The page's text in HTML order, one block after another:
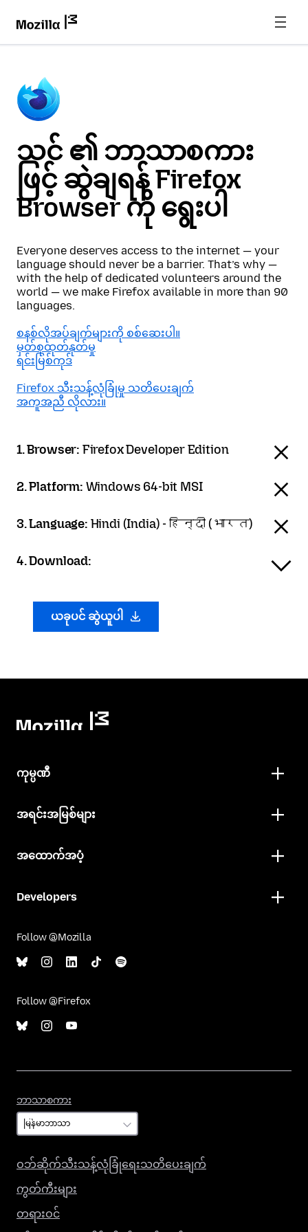
သင် ၏ ဘာသာစကား
ဖြင့် ဆွဲချရန် Firefox
Browser ကို ရွေးပါ
Everyone deserves access to the internet — your
language should never be a barrier. That’s why —
with the help of dedicated volunteers around the
world — we make Firefox available in more than 90
languages.
စနစ်လိုအပ်ချက်များကို စစ်ဆေးပါ။
မှတ်စုထုတ်နုတ်မှု
ရင်းမြစ်ကုဒ်
Firefox သီးသန့်လုံခြုံမှု သတိပေးချက်
အကူအညီ လိုလား။
1. Browser: Firefox Developer Edition
2. Platform: Windows 64-bit MSI
3. Language: Hindi (India) - हिन्दी (भारत)
4. Download:
ယခုပင် ဆွဲယူပါ
ကုမ္ပဏီ
အရင်းအမြစ်များ
အထောက်အပံ့
Developers
Follow @Mozilla
Follow @Firefox
ဘာသာစကား
ဝဘ်ဆိုက်သီးသန့်လုံခြုံရေးသတိပေးချက်
ကွတ်ကီးများ
တရားဝင်